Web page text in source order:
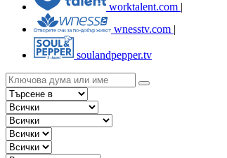
worktalent.com |
wnesstv.com |
soulandpepper.tv